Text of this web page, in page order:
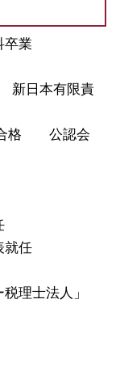
卒業
新日本有限責
)合格 公認会
就任
理士法人」